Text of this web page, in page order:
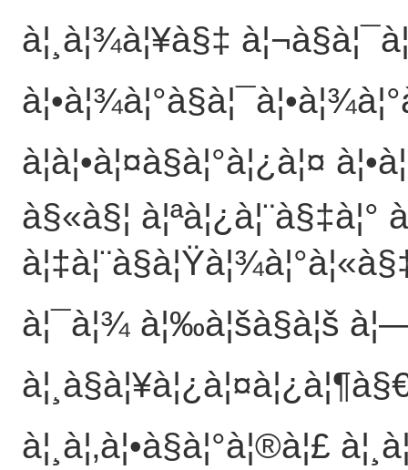
à¦¸à¦¾à¦¥à§‡
à¦à¦•à¦¤à§à¦°à¦¿à¦¤
à§«à§¦ à¦ªà¦¿à¦¨à§‡à¦°
à¦¯à¦¾ à¦‰à¦šà§à¦š
à¦¸à¦‚à¦•à§à¦°à¦®à¦£